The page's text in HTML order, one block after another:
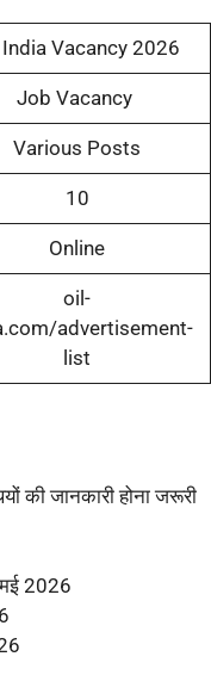
India Vacancy 2026
Job Vacancy
Various Posts
10
Online
oil-
advertisement-
list
की जानकारी होना जरूरी
2026